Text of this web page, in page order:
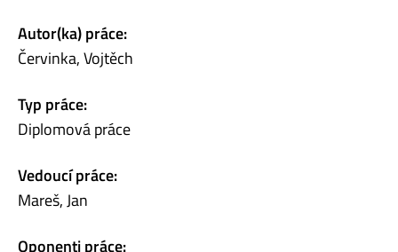
Autor(ka) práce:
Červinka, Vojtěch
Typ práce:
Diplomová práce
Vedoucí práce:
Mareš, Jan
Oponenti práce: